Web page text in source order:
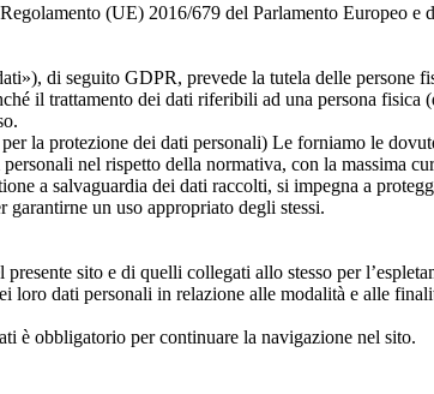
(UE) 2016/679 del Parlamento Europeo
di seguito GDPR, prevede la tutela delle persone
il trattamento dei dati riferibili ad una persona
la protezione dei dati personali) Le forniamo le
nel rispetto della normativa, con la massima
a salvaguardia dei dati raccolti, si impegna a
garantirne un uso appropriato degli stessi.
sito e di quelli collegati allo stesso per
dati personali in relazione alle modalità e alle
è obbligatorio per continuare la navigazione nel sito.